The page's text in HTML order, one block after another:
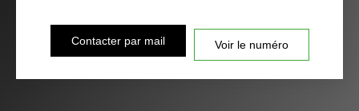
Contacter par mail Voir le numéro